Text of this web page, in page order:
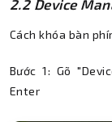
2.2 Device
Cách khóa bàn
Bước 1: Gõ
Enter